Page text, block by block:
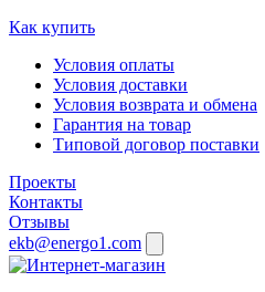
Как купить
Условия оплаты
Условия доставки
Условия возврата и обмена
Гарантия на товар
Типовой договор поставки
Проекты
Контакты
Отзывы
ekb@energo1.com